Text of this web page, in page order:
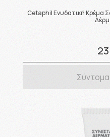
Cetaphil Ενυδατική Κρέμα